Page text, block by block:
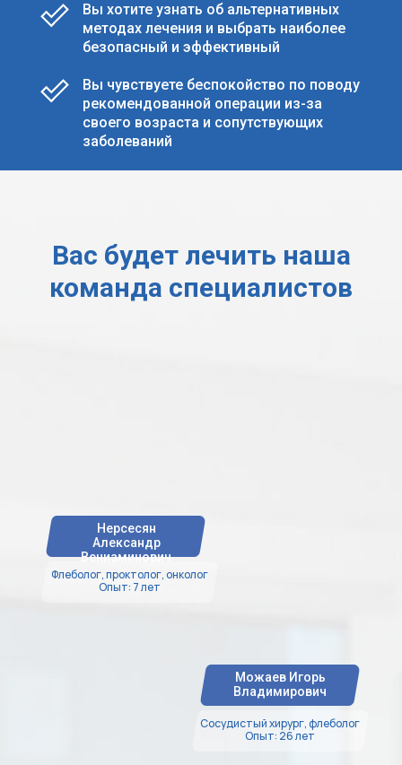
Вы хотите узнать об альтернативных
методах лечения и выбрать наиболее
безопасный и эффективный
Вы чувствуете беспокойство по поводу
рекомендованной операции из-за
своего возраста и сопутствующих
заболеваний
Вас будет лечить наша
команда специалистов
Можаев Игорь
Владимирович
Сосудистый хирург, флеболог
Опыт: 26 лет
Нерсесян
Александр
Вениаминович
Флеболог, проктолог, онколог
Опыт: 7 лет